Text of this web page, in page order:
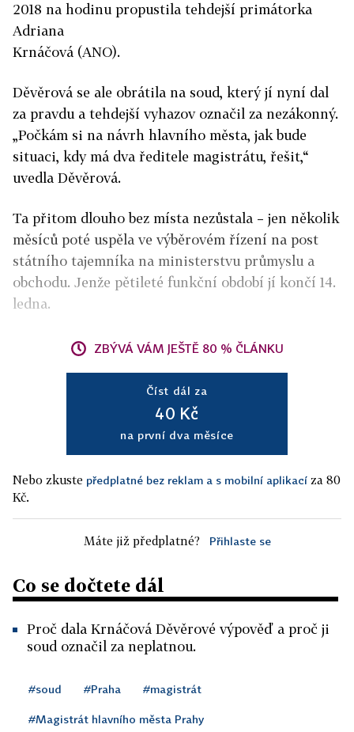
2018 na hodinu propustila tehdejší primátorka
Adriana
Krnáčová (ANO).
Děvěrová se ale obrátila na soud, který jí nyní dal
za pravdu a tehdejší vyhazov označil za nezákonný.
„Počkám si na návrh hlavního města, jak bude
situaci, kdy má dva ředitele magistrátu, řešit,“
uvedla Děvěrová.
Ta přitom dlouho bez místa nezůstala – jen několik
měsíců poté uspěla ve výběrovém řízení na post
státního tajemníka na ministerstvu průmyslu a
obchodu. Jenže pětileté funkční období jí končí 14.
ledna.
ZBÝVÁ VÁM JEŠTĚ 80 % ČLÁNKU
Číst dál za
40 Kč
na první dva měsíce
Nebo zkuste předplatné bez reklam a s mobilní aplikací za 80
Kč.
Máte již předplatné? Přihlaste se
Co se dočtete dál
Proč dala Krnáčová Děvěrové výpověď a proč ji
soud označil za neplatnou.
#soud #Praha #magistrát
#Magistrát hlavního města Prahy